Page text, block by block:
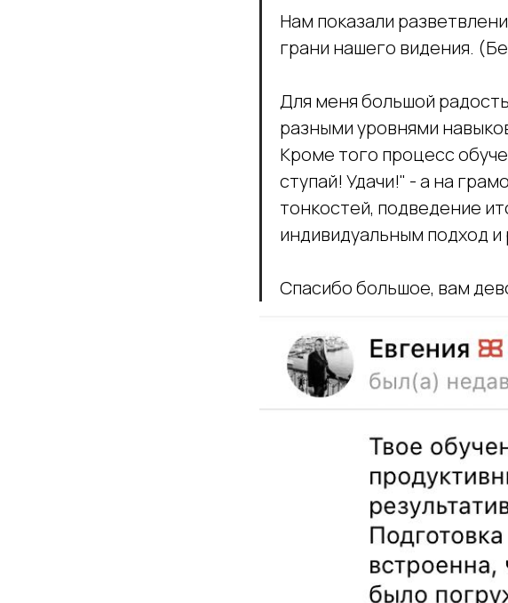
Нам показали
грани нашего видения.
Для меня большой
разными уровнями
Кроме того процесс
ступай! Удачи!" - а на
тонкостей, подведение
индивидуальным подход
Спасибо большое, вам